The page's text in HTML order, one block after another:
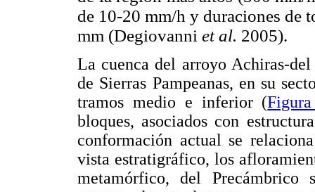
de 10-20 mm/h y duraciones de
mm (Degiovanni et al. 2005).
La cuenca del arroyo Achiras-
de Sierras Pampeanas, en su
tramos medio e inferior (
bloques, asociados con
conformación actual se
vista estratigráfico, los
metamórfico, del Precámbrico